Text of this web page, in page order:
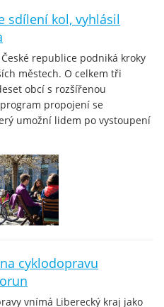
sdílení kol, vyhlásil
republice podniká kroky
městech. O celkem tři
obcí s rozšířenou
propojení se
umožní lidem po vystoupení
cyklodopravu
vnímá Liberecký kraj jako